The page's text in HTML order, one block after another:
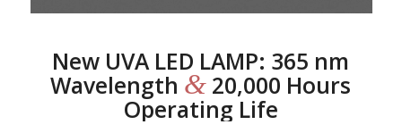
New UVA LED LAMP: 365 nm
Wavelength & 20,000 Hours
Operating Life